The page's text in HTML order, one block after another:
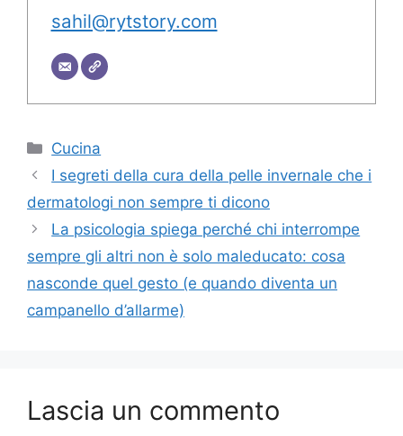
sahil@rytstory.com
Categorie
Cucina
I segreti della cura della pelle invernale che i
dermatologi non sempre ti dicono
La psicologia spiega perché chi interrompe
sempre gli altri non è solo maleducato: cosa
nasconde quel gesto (e quando diventa un
campanello d’allarme)
Lascia un commento